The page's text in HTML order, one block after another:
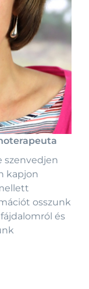
szenvedjen
kapjon
osszunk
és